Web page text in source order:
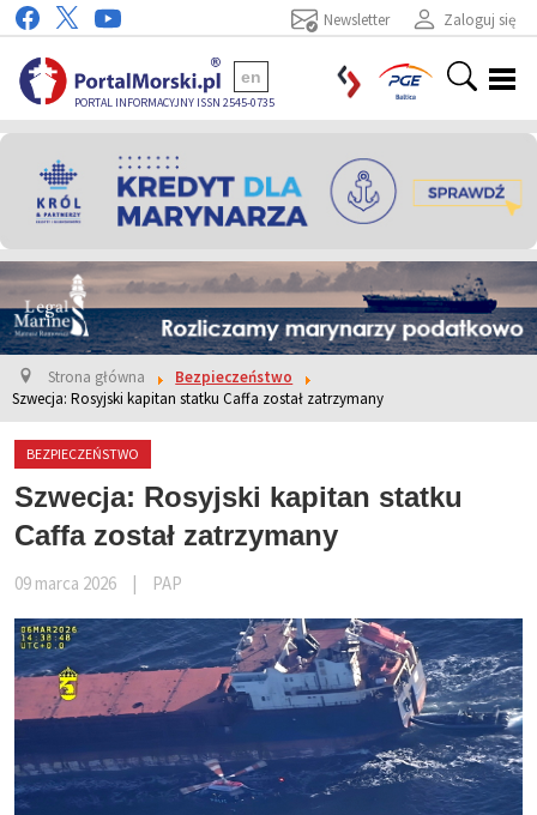
Zaloguj się
Newsletter
PORTAL INFORMACYJNY ISSN 2545-0735
en
Strona główna
Bezpieczeństwo
Szwecja: Rosyjski kapitan statku Caffa został zatrzymany
BEZPIECZEŃSTWO
Szwecja: Rosyjski kapitan statku
Caffa został zatrzymany
09 marca 2026 PAP